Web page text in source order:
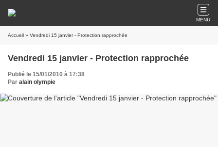
MENU
Accueil » Vendredi 15 janvier - Protection rapprochée
Vendredi 15 janvier - Protection rapprochée
Publié le 15/01/2010 à 17:38
Par alain olympie